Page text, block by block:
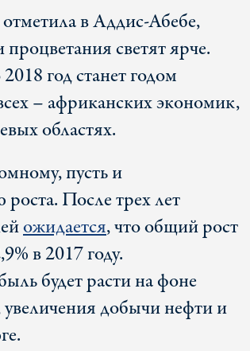
в Аддис-Абебе,
светят ярче.
год станет годом
– африканских экономик,
областях.
пусть и
После трех лет
ожидается, что общий рост
в 2017 году.
будет расти на фоне
добычи нефти и